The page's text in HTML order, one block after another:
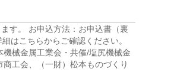
す。 お申込方法：お申込書（裏
こちらからご確認ください。
械金属工業会・共催/塩尻機械金
工会、（一財）松本ものづくり